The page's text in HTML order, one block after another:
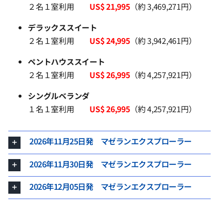
２名１室利用 US$ 21,995（約 3,469,271円）
デラックススイート
２名１室利用 US$ 24,995（約 3,942,461円）
ペントハウススイート
２名１室利用 US$ 26,995（約 4,257,921円）
シングルベランダ
１名１室利用 US$ 26,995（約 4,257,921円）
2026年11月25日発 マゼランエクスプローラー
2026年11月30日発 マゼランエクスプローラー
2026年12月05日発 マゼランエクスプローラー